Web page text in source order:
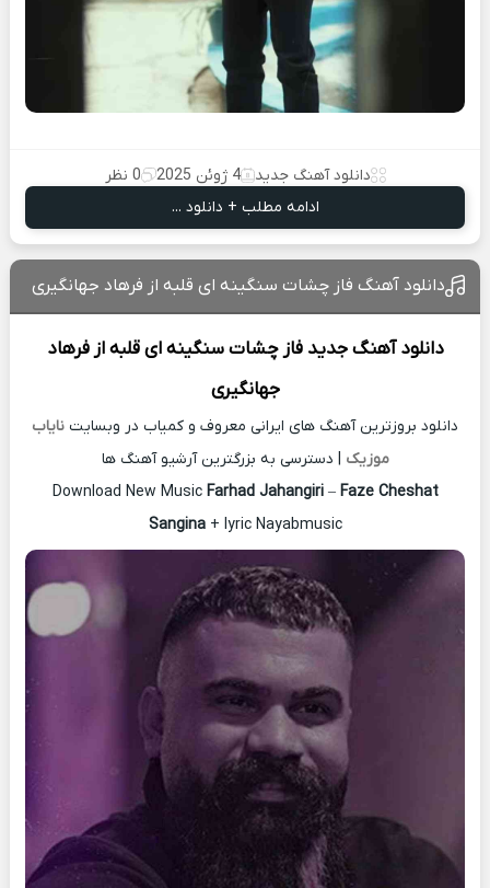
دانلود آهنگ جدید 4 ژوئن 2025
0 نظر
ادامه مطلب + دانلود ...
دانلود آهنگ فاز چشات سنگینه ای قلبه از فرهاد جهانگیری
دانلود آهنگ جدید فاز چشات سنگینه ای قلبه ازفرهاد
جهانگیری
دانلود بروزترین آهنگ های ایرانی معروف و کمیاب در وبسایت نایاب
موزیک | دسترسی به بزرگترین آرشیو آهنگ ها
Download New Music Farhad Jahangiri– Faze Cheshat
Sangina+ lyric Nayabmusic